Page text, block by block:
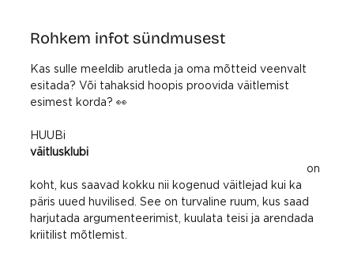
Rohkem infot sündmusest
Kas sulle meeldib arutleda ja oma mõtteid veenvalt
esitada? Või tahaksid hoopis proovida väitlemist
esimest korda? 👀
HUUBi
väitlusklubi
on
koht, kus saavad kokku nii kogenud väitlejad kui ka
päris uued huvilised. See on turvaline ruum, kus saad
harjutada argumenteerimist, kuulata teisi ja arendada
kriitilist mõtlemist.